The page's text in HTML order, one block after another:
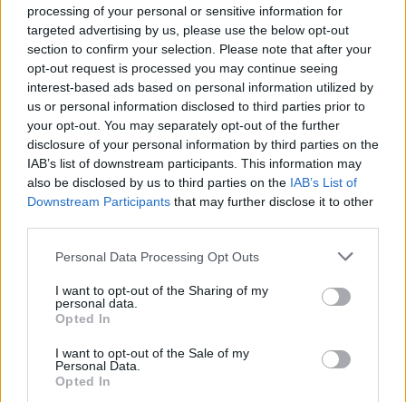
processing of your personal or sensitive information for
targeted advertising by us, please use the below opt-out
section to confirm your selection. Please note that after your
opt-out request is processed you may continue seeing
interest-based ads based on personal information utilized by
us or personal information disclosed to third parties prior to
your opt-out. You may separately opt-out of the further
disclosure of your personal information by third parties on the
IAB’s list of downstream participants. This information may
also be disclosed by us to third parties on the IAB’s List of
Downstream Participants that may further disclose it to other
Please note that this website/app uses one or more Google
not limited to your visit or usage behaviour. You may click to
grant or deny consent to Google and its third-party tags to
use your data for below specified purposes in below Google
consent section.
Personal Data Processing Opt Outs
I want to opt-out of the Sharing of my
personal data.
Opted In
I want to opt-out of the Sale of my
Personal Data.
Opted In
míga hatóságszerinta paksi telephely alatt
található törésvonal nem aktív(egész
pontosan: „nincsenek geológiai és
geomorfológiai bizonyítékok a telephely
alatt húzódó törésvonal aktivitására”),
addiga vállalatszerint aktív(„tény, hogy a
paksi telephely alatt aktív vető húzódik”).
nem kérdés. Aktív.
Paks II nem véletlenül fogalmaz úgy, hogy tényről
van szó. A kérdés inkább az, hogy az engedélyező
hatóság milyen kompetenciák birtokában bírálta el
az engedélykérelmet, ha ezt a földtani kutatások
által igazolt tényt figyelmen kívül hagyta, vagy nem
tudta helyesen értelmezni.